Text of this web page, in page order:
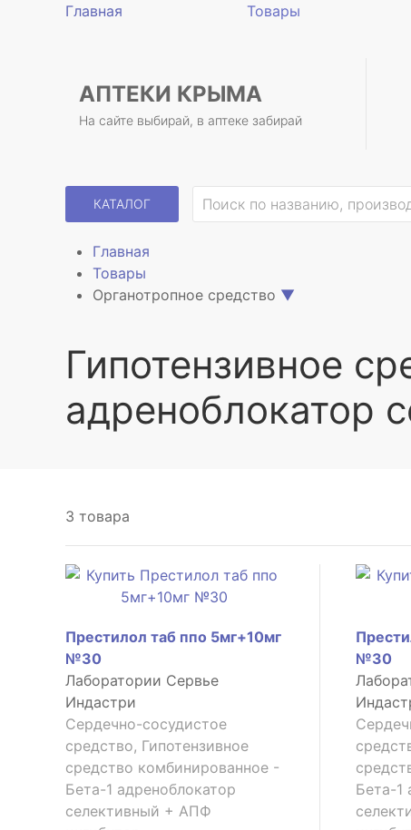
Главная Товары
АПТЕКИ КРЫМА
На сайте выбирай, в аптеке забирай
КАТАЛОГ
Главная
Товары
Органотропное средство ▼
Гипотензивное
адреноблокатор
3 товара
Престилол таб ппо 5мг+10мг
№30
Лаборатории Сервье
Индастри
Сердечно-сосудистое
средство, Гипотензивное
средство комбинированное -
Бета-1 адреноблокатор
селективный + АПФ
№30
Бета-1